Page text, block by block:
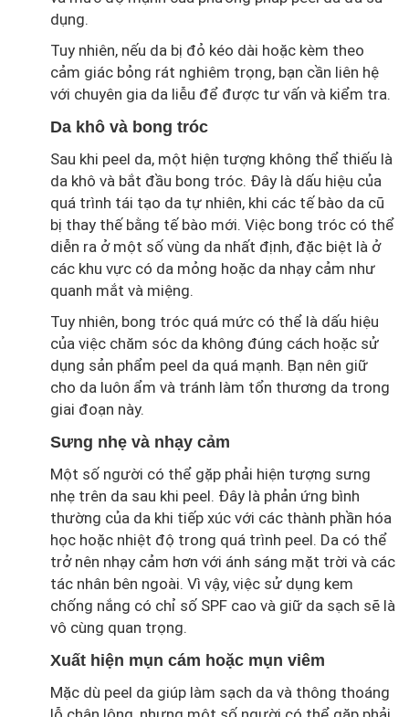
dụng.
Tuy nhiên, nếu da bị đỏ kéo dài hoặc kèm theo
cảm giác bỏng rát nghiêm trọng, bạn cần liên hệ
với chuyên gia da liễu để được tư vấn và kiểm tra.
Da khô và bong tróc
Sau khi peel da, một hiện tượng không thể thiếu là
da khô và bắt đầu bong tróc. Đây là dấu hiệu của
quá trình tái tạo da tự nhiên, khi các tế bào da cũ
bị thay thế bằng tế bào mới. Việc bong tróc có thể
diễn ra ở một số vùng da nhất định, đặc biệt là ở
các khu vực có da mỏng hoặc da nhạy cảm như
quanh mắt và miệng.
Tuy nhiên, bong tróc quá mức có thể là dấu hiệu
của việc chăm sóc da không đúng cách hoặc sử
dụng sản phẩm peel da quá mạnh. Bạn nên giữ
cho da luôn ẩm và tránh làm tổn thương da trong
giai đoạn này.
Sưng nhẹ và nhạy cảm
Một số người có thể gặp phải hiện tượng sưng
nhẹ trên da sau khi peel. Đây là phản ứng bình
thường của da khi tiếp xúc với các thành phần hóa
học hoặc nhiệt độ trong quá trình peel. Da có thể
trở nên nhạy cảm hơn với ánh sáng mặt trời và các
tác nhân bên ngoài. Vì vậy, việc sử dụng kem
chống nắng có chỉ số SPF cao và giữ da sạch sẽ là
vô cùng quan trọng.
Xuất hiện mụn cám hoặc mụn viêm
Mặc dù peel da giúp làm sạch da và thông thoáng